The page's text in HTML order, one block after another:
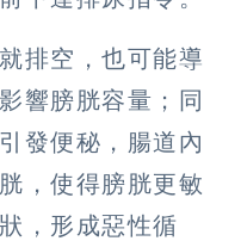
排空，也可能導
響膀胱容量；同
發便秘，腸道內
，使得膀胱更敏
，形成惡性循